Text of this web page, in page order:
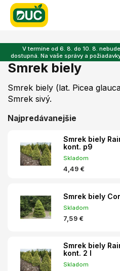
Prejsť
obsah
V termíne od 6. 8. do 10. 8.
dostupná. Na vaše správy a
Smrek biely
Smrek biely (lat. Picea
Smrek sivý.
Najpredávanejšie
Smrek biely
kont. p9
Skladom
4,49 €
Smrek biely
Skladom
7,59 €
Smrek biely
kont. 2 l
Skladom